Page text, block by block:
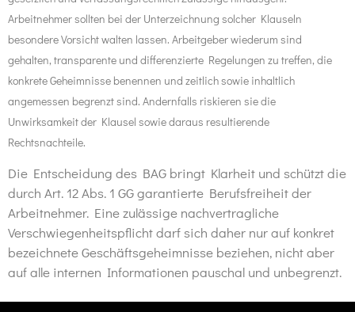
Arbeitnehmersollten bei der Unterzeichnung solcher Klauseln
besondere Vorsicht walten lassen. Arbeitgeberwiederum sind
gehalten, transparente und differenzierte Regelungen zu treffen, die
konkrete Geheimnisse benennen und zeitlich sowie inhaltlich
angemessen begrenztsind. Andernfalls riskieren sie die
Unwirksamkeit der Klausel sowie daraus resultierende
Rechtsnachteile.
Die Entscheidung des BAG bringt Klarheit und schützt die
durch Art. 12 Abs. 1 GGgarantierte Berufsfreiheitder
Arbeitnehmer. Eine zulässige nachvertragliche
Verschwiegenheitspflicht darf sich daher nur auf konkret
bezeichnete Geschäftsgeheimnisse beziehen, nicht aber
auf alle internen Informationen pauschal und unbegrenzt.